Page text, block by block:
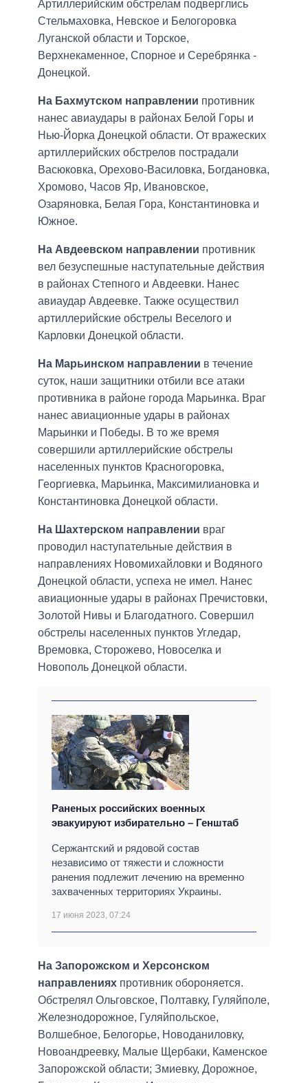
Артиллерийским обстрелам подверглись
Стельмаховка, Невское и Белогоровка
Луганской области и Торское,
Верхнекаменное, Спорное и Серебрянка -
Донецкой.
На Бахмутском направлении противник
нанес авиаудары в районах Белой Горы и
Нью-Йорка Донецкой области. От вражеских
артиллерийских обстрелов пострадали
Васюковка, Орехово-Василовка, Богдановка,
Хромово, Часов Яр, Ивановское,
Озаряновка, Белая Гора, Константиновка и
Южное.
На Авдеевском направлении противник
вел безуспешные наступательные действия
в районах Степного и Авдеевки. Нанес
авиаудар Авдеевке. Также осуществил
артиллерийские обстрелы Веселого и
Карловки Донецкой области.
На Марьинском направлении в течение
суток, наши защитники отбили все атаки
противника в районе города Марьинка. Враг
нанес авиационные удары в районах
Марьинки и Победы. В то же время
совершили артиллерийские обстрелы
населенных пунктов Красногоровка,
Георгиевка, Марьинка, Максимилиановка и
Константиновка Донецкой области.
На Шахтерском направлении враг
проводил наступательные действия в
направлениях Новомихайловки и Водяного
Донецкой области, успеха не имел. Нанес
авиационные удары в районах Пречистовки,
Золотой Нивы и Благодатного. Совершил
обстрелы населенных пунктов Угледар,
Времовка, Сторожево, Новоселка и
Новополь Донецкой области.
Раненых российских военных
эвакуируют избирательно – Генштаб
Сержантский и рядовой состав
независимо от тяжести и сложности
ранения подлежит лечению на временно
захваченных территориях Украины.
17 июня 2023, 07:24
На Запорожском и Херсонском
направлениях противник обороняется.
Обстрелял Ольговское, Полтавку, Гуляйполе,
Железнодорожное, Гуляйпольское,
Волшебное, Белогорье, Новоданиловку,
Новоандреевку, Малые Щербаки, Каменское
Запорожской области; Змиевку, Дорожное,